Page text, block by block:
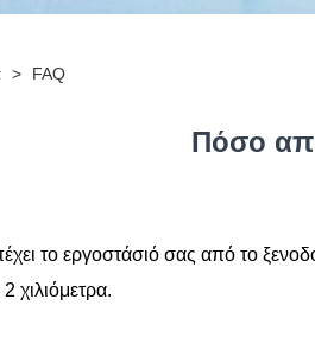
> FAQ
Πόσο
το εργοστάσιό σας από το
χιλιόμετρα.